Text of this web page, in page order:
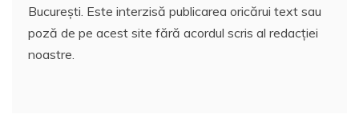
București. Este interzisă publicarea oricărui text sau
poză de pe acest site fără acordul scris al redacției
noastre.